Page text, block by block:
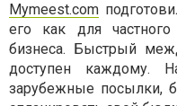
Mymeest.com
его как для
бизнеса. Быстрый
доступен каждому.
зарубежные посылки,